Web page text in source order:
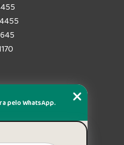
pelo WhatsApp.